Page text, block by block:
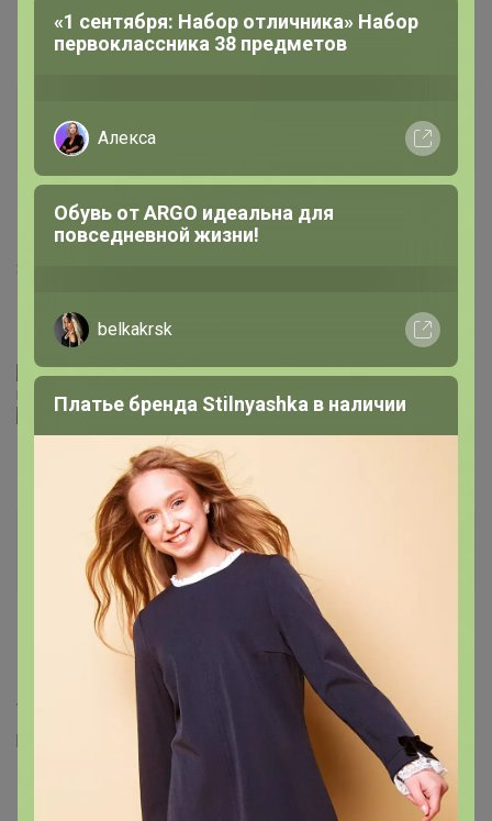
SvetlanaBelova
15 августа, 2022 09:46
первый раз. Долго собирается и идёт? Мне ремень
нужен на подарок к 9 сентября. Успеет прийти?
Изготовление ППР электрика,кровля (кап.ремонты)
Артемида
Бронзовый организатор
15 августа, 2022 09:58
SvetlanaBelova , Здравствуйте
ориентировочно
развоз будет 8 сентября, может получиться пораньше,
все зависит от транспортной
Брюнетка
Туфли на сменку для мальчика